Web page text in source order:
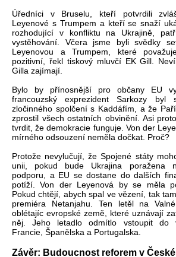
Úředníci v Bruselu, kteří potvrdili
Leyenové s Trumpem a kteří se snaží
rozhodující v konfliktu na Ukrajině,
vystěhování. Včera jsme byli svědky
Leyenovou a Trumpem, které
pozitivní, řekl tiskový mluvčí EK Gill.
Gilla zajímají.
Bylo by přínosnější pro občany EU
francouzský exprezident Sarkozy byl
zločinného spolčení s Kaddáfím, a že
zprostil všech ostatních obvinění. Asi
tvrdit, že demokracie funguje. Von der
mírného odsouzení neměla dočkat. Proč?
Protože nevylučují, že Spojené státy
unii, pokud bude Ukrajina poražena
podporu, a EU se dostane do dalších
potíží. Von der Leyenová by se měla
Pokud chtějí, abych spal ve vězení, tak
premiéra Netanjahu. Ten letěl na
oblétajíc evropské země, které uznávají
něj. Jeho letadlo odmítlo vstoupit do
Francie, Španělska a Portugalska.
Závěr: Budoucnost reforem v